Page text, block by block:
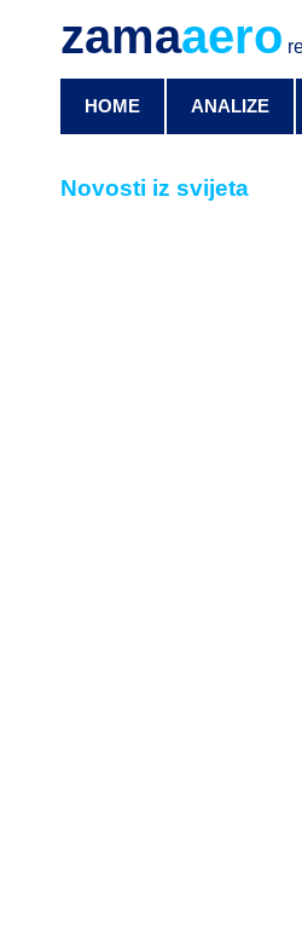
zamaaero
HOME ANALIZE
Novosti iz svijeta